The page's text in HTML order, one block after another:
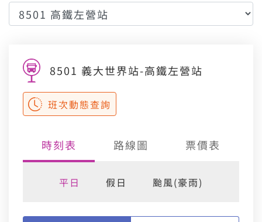
8501 義大世界站-高鐵左營站
班次動態查詢
時刻表 路線圖 票價表
平日 假日 颱風(豪雨)